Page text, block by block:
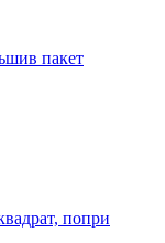
пакет
попри